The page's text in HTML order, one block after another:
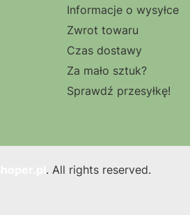
Informacje o wysyłce
Zwrot towaru
Czas dostawy
Za mało sztuk?
Sprawdź przesyłkę!
. All rights reserved.